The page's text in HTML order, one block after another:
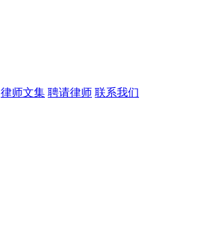
律师文集 聘请律师 联系我们